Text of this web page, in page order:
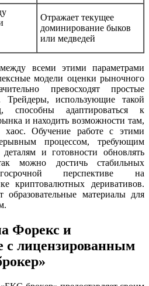
Отражает текущее
доминирование быков
или медведей
всеми этими параметрами
модели оценки рыночного
превосходят простые
Трейдеры, использующие такой
способны адаптироваться к
и находить возможности там,
хаос. Обучение работе с этими
процессом, требующим
и готовности обновлять
можно достичь стабильных
перспективе на
криптовалютных деривативов.
образовательные материалы для
Форекс и
с лицензированным